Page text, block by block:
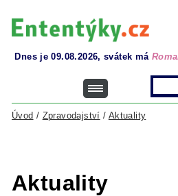
Dnes je 09.08.2026, svátek má
Úvod / Zpravodajství / Aktuality
Aktuality